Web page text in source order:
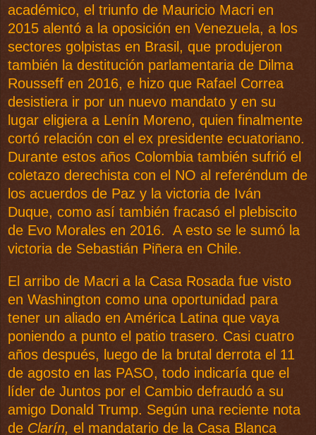
académico, el triunfo de Mauricio Macri en
2015 alentó a la oposición en Venezuela, a los
sectores golpistas en Brasil, que produjeron
también la destitución parlamentaria de Dilma
Rousseff en 2016, e hizo que Rafael Correa
desistiera ir por un nuevo mandato y en su
lugar eligiera a Lenín Moreno, quien finalmente
cortó relación con el ex presidente ecuatoriano.
Durante estos años Colombia también sufrió el
coletazo derechista con el NO al referéndum de
los acuerdos de Paz y la victoria de Iván
Duque, como así también fracasó el plebiscito
de Evo Morales en 2016. A esto se le sumó la
victoria de Sebastián Piñera en Chile.
El arribo de Macri a la Casa Rosada fue visto
en Washington como una oportunidad para
tener un aliado en América Latina que vaya
poniendo a punto el patio trasero. Casi cuatro
años después, luego de la brutal derrota el 11
de agosto en las PASO, todo indicaría que el
líder de Juntos por el Cambio defraudó a su
amigo Donald Trump. Según una reciente nota
de Clarín, el mandatario de la Casa Blanca